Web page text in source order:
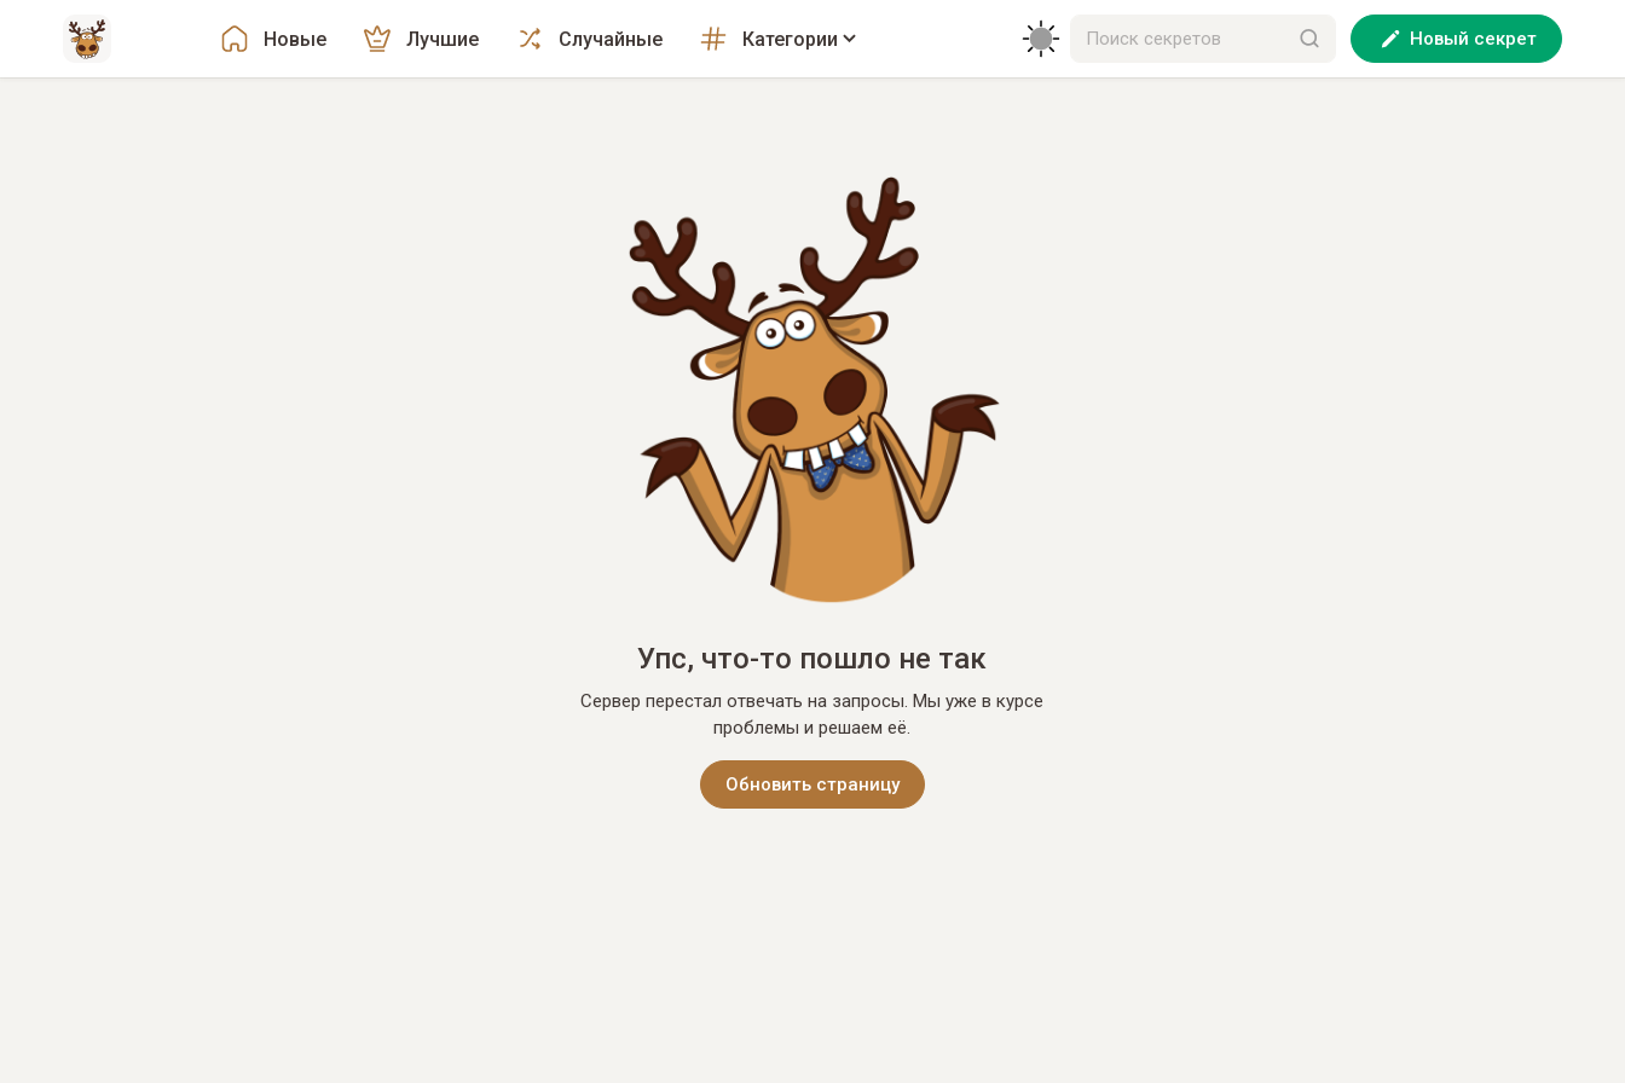
Новые Лучшие Случайные Категории Новый секрет
Упс, что-то пошло не так
Сервер перестал отвечать на запросы. Мы уже в курсе
проблемы и решаем её.
Обновить страницу